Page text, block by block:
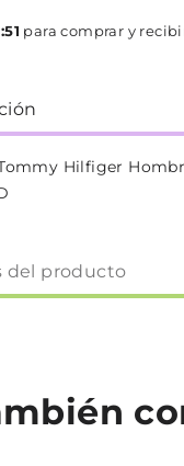
para comprar y
Hilfiger
del producto